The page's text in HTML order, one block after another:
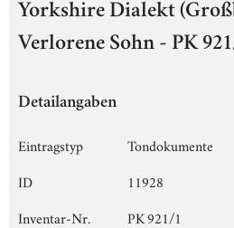
Yorkshire Dialekt
Verlorene Sohn - PK
Detailangaben
Eintragstyp
Tondokumente
ID
11928
Inventar-Nr.
PK 921/1